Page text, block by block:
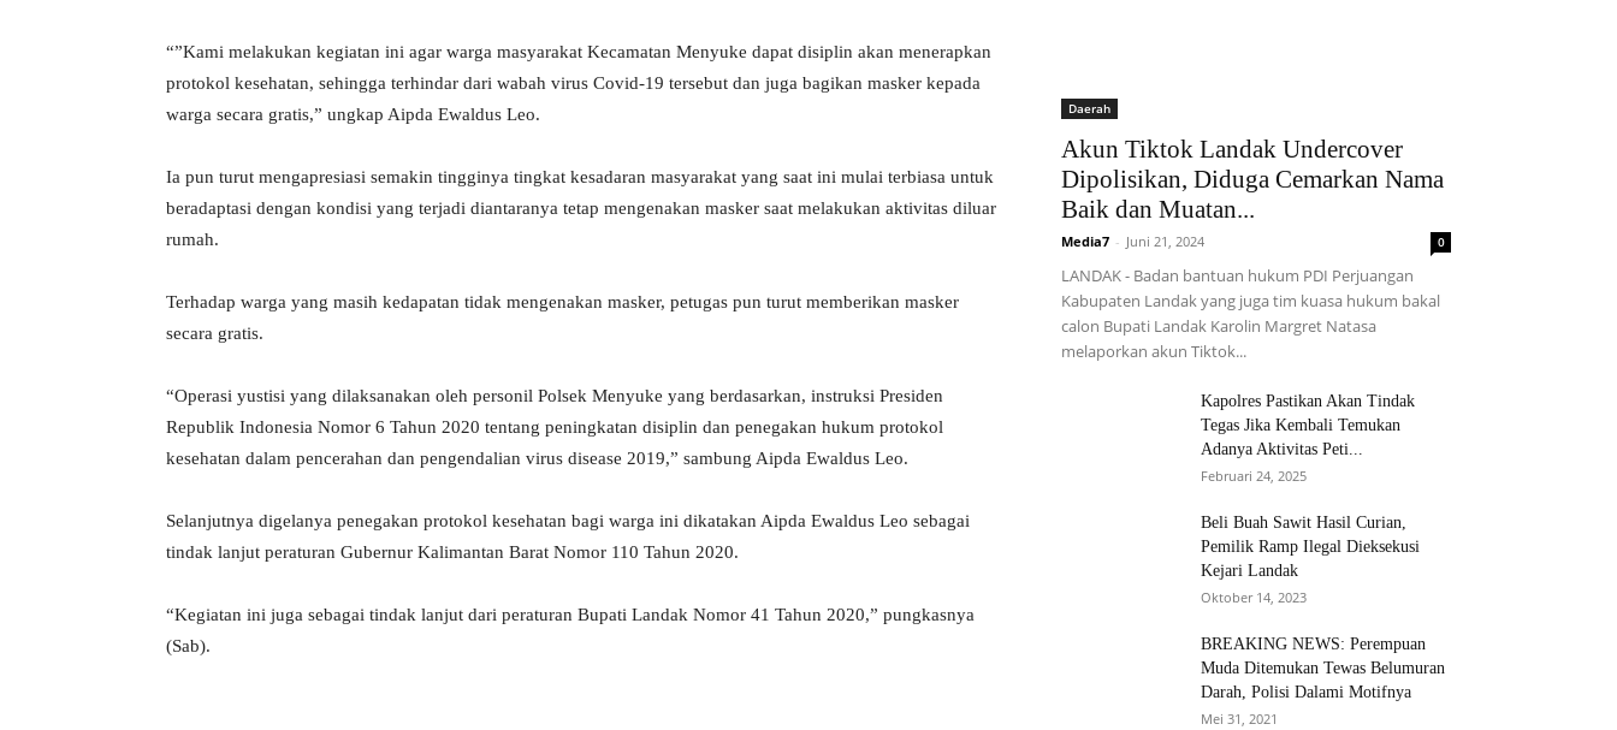
“”Kami melakukan kegiatan ini agar warga masyarakat Kecamatan Menyuke dapat disiplin akan menerapkan
protokol kesehatan, sehingga terhindar dari wabah virus Covid-19 tersebut dan juga bagikan masker kepada
warga secara gratis,” ungkap Aipda Ewaldus Leo.
Ia pun turut mengapresiasi semakin tingginya tingkat kesadaran masyarakat yang saat ini mulai terbiasa untuk
beradaptasi dengan kondisi yang terjadi diantaranya tetap mengenakan masker saat melakukan aktivitas diluar
rumah.
Terhadap warga yang masih kedapatan tidak mengenakan masker, petugas pun turut memberikan masker
secara gratis.
“Operasi yustisi yang dilaksanakan oleh personil Polsek Menyuke yang berdasarkan, instruksi Presiden
Republik Indonesia Nomor 6 Tahun 2020 tentang peningkatan disiplin dan penegakan hukum protokol
kesehatan dalam pencerahan dan pengendalian virus disease 2019,” sambung Aipda Ewaldus Leo.
Selanjutnya digelanya penegakan protokol kesehatan bagi warga ini dikatakan Aipda Ewaldus Leo sebagai
tindak lanjut peraturan Gubernur Kalimantan Barat Nomor 110 Tahun 2020.
“Kegiatan ini juga sebagai tindak lanjut dari peraturan Bupati Landak Nomor 41 Tahun 2020,” pungkasnya
(Sab).
Daerah
Akun Tiktok Landak Undercover
Dipolisikan, Diduga Cemarkan Nama
Baik dan Muatan...
Media7 - Juni 21, 2024 0
LANDAK - Badan bantuan hukum PDI Perjuangan
Kabupaten Landak yang juga tim kuasa hukum bakal
calon Bupati Landak Karolin Margret Natasa
melaporkan akun Tiktok...
Kapolres Pastikan Akan Tindak
Tegas Jika Kembali Temukan
Adanya Aktivitas Peti...
Februari 24, 2025
Beli Buah Sawit Hasil Curian,
Pemilik Ramp Ilegal Dieksekusi
Kejari Landak
Oktober 14, 2023
BREAKING NEWS: Perempuan
Muda Ditemukan Tewas Belumuran
Darah, Polisi Dalami Motifnya
Mei 31, 2021